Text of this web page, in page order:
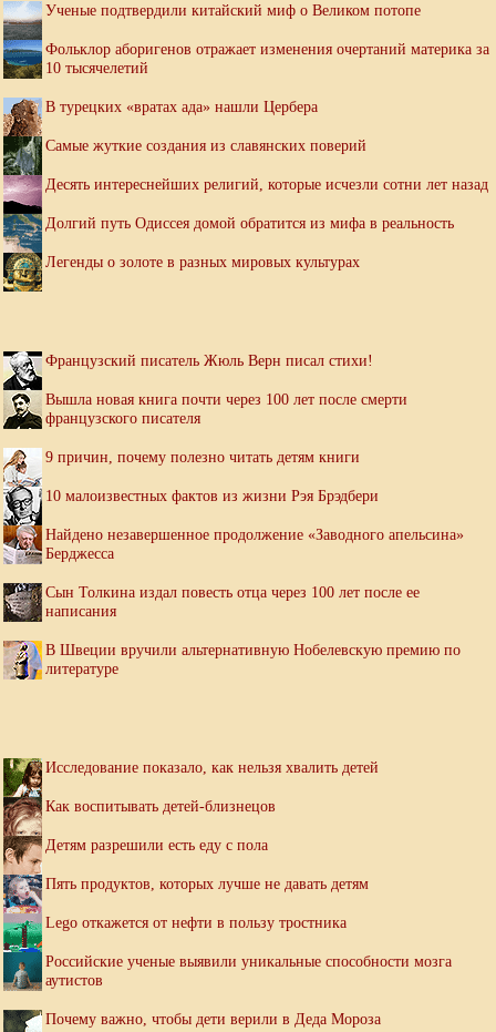
Ученые подтвердили китайский миф о Великом потопе
Фольклор аборигенов отражает изменения очертаний материка за
10 тысячелетий
В турецких «вратах ада» нашли Цербера
Самые жуткие создания из славянских поверий
Десять интереснейших религий, которые исчезли сотни лет назад
Долгий путь Одиссея домой обратится из мифа в реальность
Легенды о золоте в разных мировых культурах
Французский писатель Жюль Верн писал стихи!
Вышла новая книга почти через 100 лет после смерти
французского писателя
9 причин, почему полезно читать детям книги
10 малоизвестных фактов из жизни Рэя Брэдбери
Найдено незавершенное продолжение «Заводного апельсина»
Берджесса
Сын Толкина издал повесть отца через 100 лет после ее
написания
В Швеции вручили альтернативную Нобелевскую премию по
литературе
Исследование показало, как нельзя хвалить детей
Как воспитывать детей-близнецов
Детям разрешили есть еду с пола
Пять продуктов, которых лучше не давать детям
Lego откажется от нефти в пользу тростника
Российские ученые выявили уникальные способности мозга
аутистов
Почему важно, чтобы дети верили в Деда Мороза